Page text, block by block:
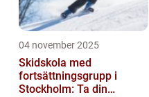
04 november 2025
Skidskola med
fortsättningsgrupp i
Stockholm: Ta din